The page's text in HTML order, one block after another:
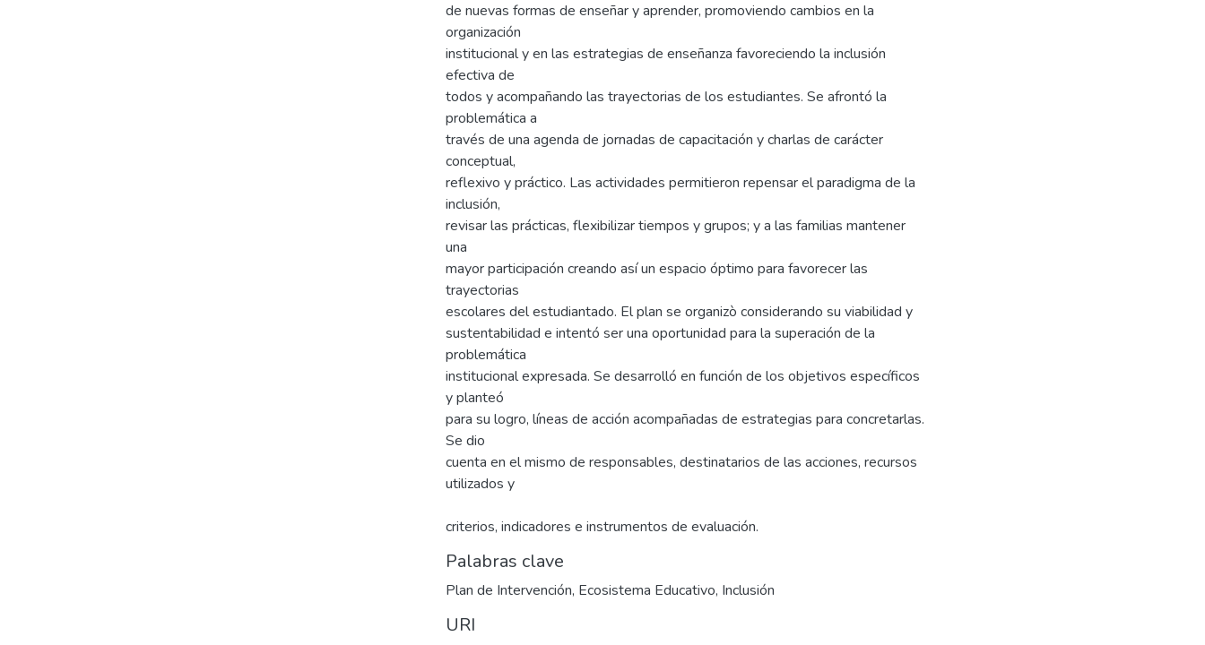
de nuevas formas de enseñar y aprender, promoviendo cambios en la
organización
institucional y en las estrategias de enseñanza favoreciendo la inclusión
efectiva de
todos y acompañando las trayectorias de los estudiantes. Se afrontó la
problemática a
través de una agenda de jornadas de capacitación y charlas de carácter
conceptual,
reflexivo y práctico. Las actividades permitieron repensar el paradigma de la
inclusión,
revisar las prácticas, flexibilizar tiempos y grupos; y a las familias mantener
una
mayor participación creando así un espacio óptimo para favorecer las
trayectorias
escolares del estudiantado. El plan se organizò considerando su viabilidad y
sustentabilidad e intentó ser una oportunidad para la superación de la
problemática
institucional expresada. Se desarrolló en función de los objetivos específicos
y planteó
para su logro, líneas de acción acompañadas de estrategias para concretarlas.
Se dio
cuenta en el mismo de responsables, destinatarios de las acciones, recursos
utilizados y
criterios, indicadores e instrumentos de evaluación.
Palabras clave
Plan de Intervención, Ecosistema Educativo, Inclusión
URI